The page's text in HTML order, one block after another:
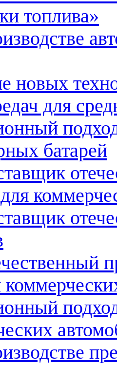
топлива»
новых
для
батарей